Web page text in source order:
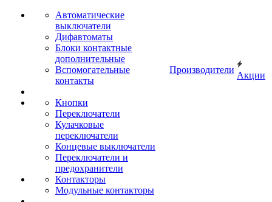
Автоматические
выключатели
Дифавтоматы
Блоки контактные
дополнительные
Вспомогательные
контакты
Кнопки
Переключатели
Кулачковые
переключатели
Концевые выключатели
Переключатели и
предохранители
Контакторы
Модульные контакторы
Производители
Акции